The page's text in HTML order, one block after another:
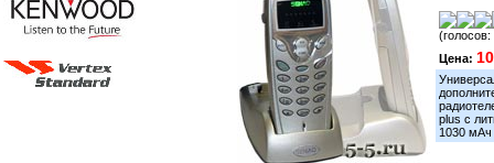
(голосов:
Цена:
plus c
1030 мАч